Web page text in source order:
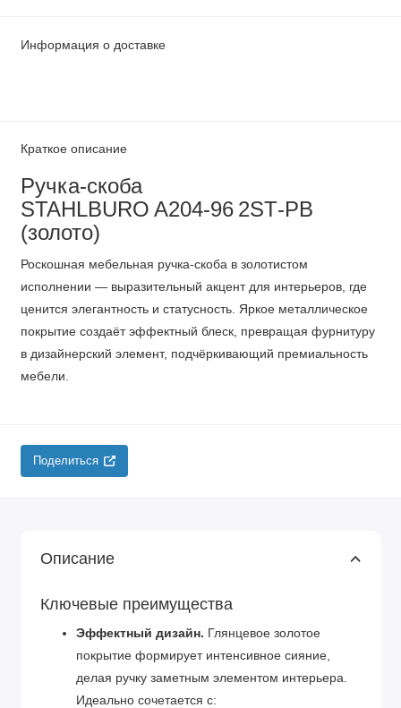
Информация о доставке
Краткое описание
Ручка‑скоба
STAHLBURO A204‑96 2ST‑PB
(золото)
Роскошная мебельная ручка‑скоба в золотистом
исполнении — выразительный акцент для интерьеров, где
ценится элегантность и статусность. Яркое металлическое
покрытие создаёт эффектный блеск, превращая фурнитуру
в дизайнерский элемент, подчёркивающий премиальность
мебели.
Поделиться
Описание
Ключевые преимущества
Эффектный дизайн. Глянцевое золотое
покрытие формирует интенсивное сияние,
делая ручку заметным элементом интерьера.
Идеально сочетается с: